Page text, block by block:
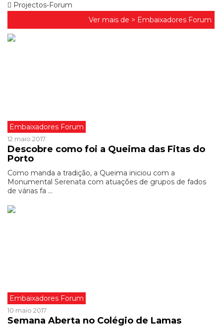
Projectos-Forum
Ver mais de > Embaixadores Forum
Embaixadores Forum
12 maio 2017
Descobre como foi a Queima das Fitas do
Porto
Como manda a tradição, a Queima iniciou com a
Monumental Serenata com atuações de grupos de fados
de várias fa ...
Embaixadores Forum
10 maio 2017
Semana Aberta no Colégio de Lamas